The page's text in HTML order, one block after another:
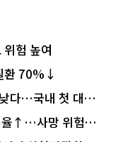
험 높여
환 70%↓
다…국내 첫 대규
율↑…사망 위험